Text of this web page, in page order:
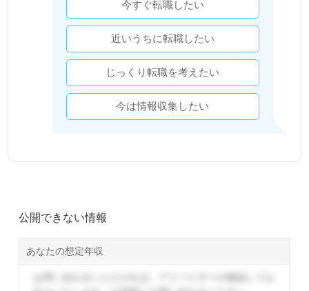
今すぐ転職したい
近いうちに転職したい
じっくり転職を考えたい
今は情報収集したい
公開できない情報
あなたの想定年収